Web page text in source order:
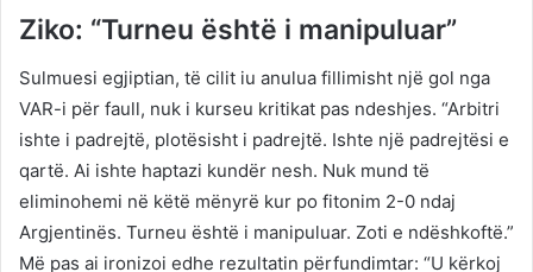
Ziko: “Turneu është i manipuluar”
Sulmuesi egjiptian, të cilit iu anulua fillimisht një gol nga
VAR-i për faull, nuk i kurseu kritikat pas ndeshjes. “Arbitri
ishte i padrejtë, plotësisht i padrejtë. Ishte një padrejtësi e
qartë. Ai ishte haptazi kundër nesh. Nuk mund të
eliminohemi në këtë mënyrë kur po fitonim 2-0 ndaj
Argjentinës. Turneu është i manipuluar. Zoti e ndëshkoftë.”
Më pas ai ironizoi edhe rezultatin përfundimtar: “U kërkoj